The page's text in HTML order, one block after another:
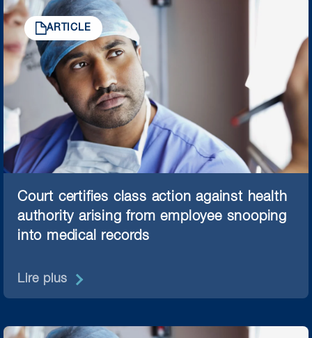
ARTICLE
Court certifies class action against health
authority arising from employee snooping
into medical records
Lire plus